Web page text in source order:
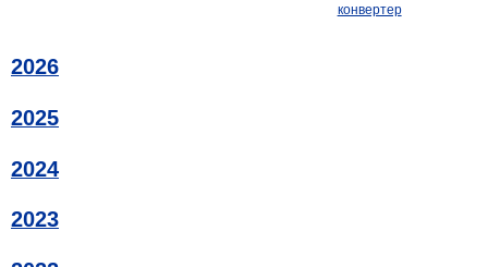
конвертер
2026
2025
2024
2023